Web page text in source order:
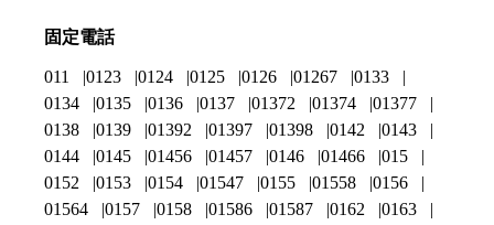
固定電話
011 0123 0124 0125 0126 01267
0133
0134
0135 0136 0137 01372 01374
01377
0138
0139 01392 01397 01398 0142
0143
0144
0145 01456 01457 0146 01466
015
0152
0153 0154 01547 0155 01558
0156
01564
0157 0158 01586 01587 0162
0163